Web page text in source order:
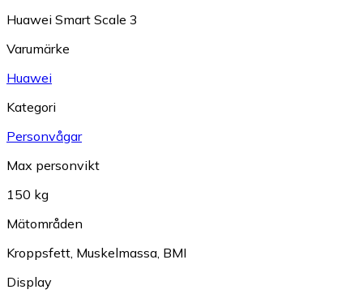
Huawei Smart Scale 3
Varumärke
Huawei
Kategori
Personvågar
Max personvikt
150 kg
Mätområden
Kroppsfett Muskelmassa BMI
Display